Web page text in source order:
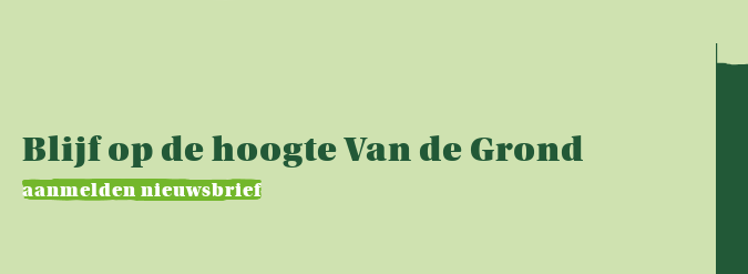
Blijf op de hoogte Van de Grond
aanmelden nieuwsbrief